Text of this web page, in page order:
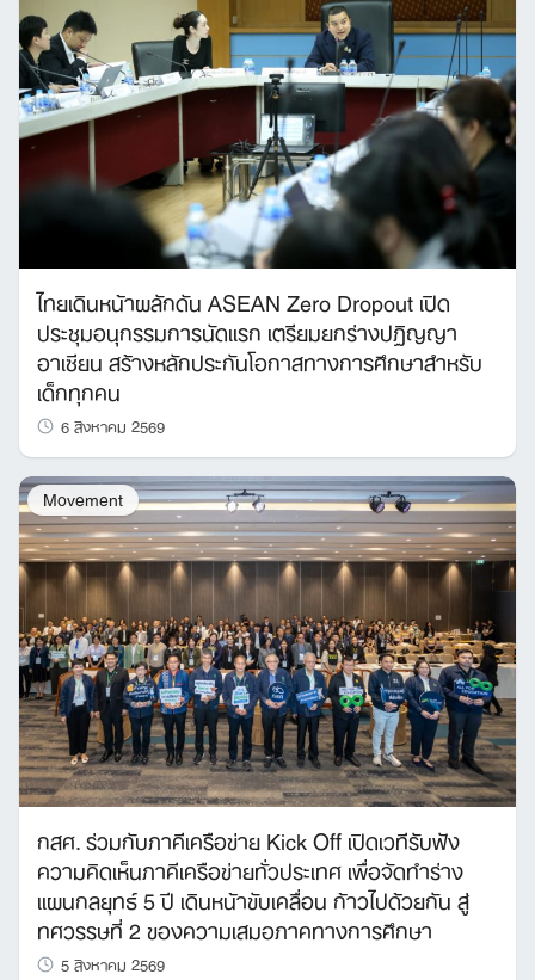
ไทยเดินหน้าผลักดัน ASEAN Zero Dropout เปิด
ประชุมอนุกรรมการนัดแรก เตรียมยกร่างปฏิญญา
อาเซียน สร้างหลักประกันโอกาสทางการศึกษาสำหรับ
เด็กทุกคน
6 สิงหาคม 2569
Movement
กสศ. ร่วมกับภาคีเครือข่าย Kick Off เปิดเวทีรับฟัง
ความคิดเห็นภาคีเครือข่ายทั่วประเทศ เพื่อจัดทำร่าง
แผนกลยุทธ์ 5 ปี เดินหน้าขับเคลื่อน ก้าวไปด้วยกัน สู่
ทศวรรษที่ 2 ของความเสมอภาคทางการศึกษา
5 สิงหาคม 2569